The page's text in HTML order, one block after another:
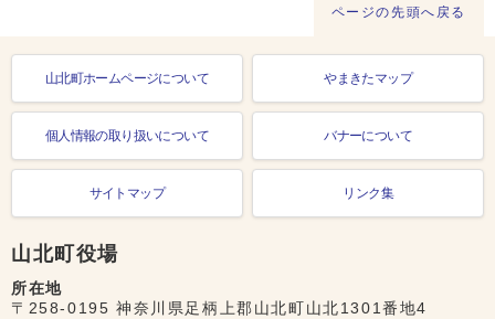
ページの先頭へ戻る
山北町ホームページについて やまきたマップ
個人情報の取り扱いについて バナーについて
サイトマップ リンク集
山北町役場
所在地
〒258-0195 神奈川県足柄上郡山北町山北1301番地4